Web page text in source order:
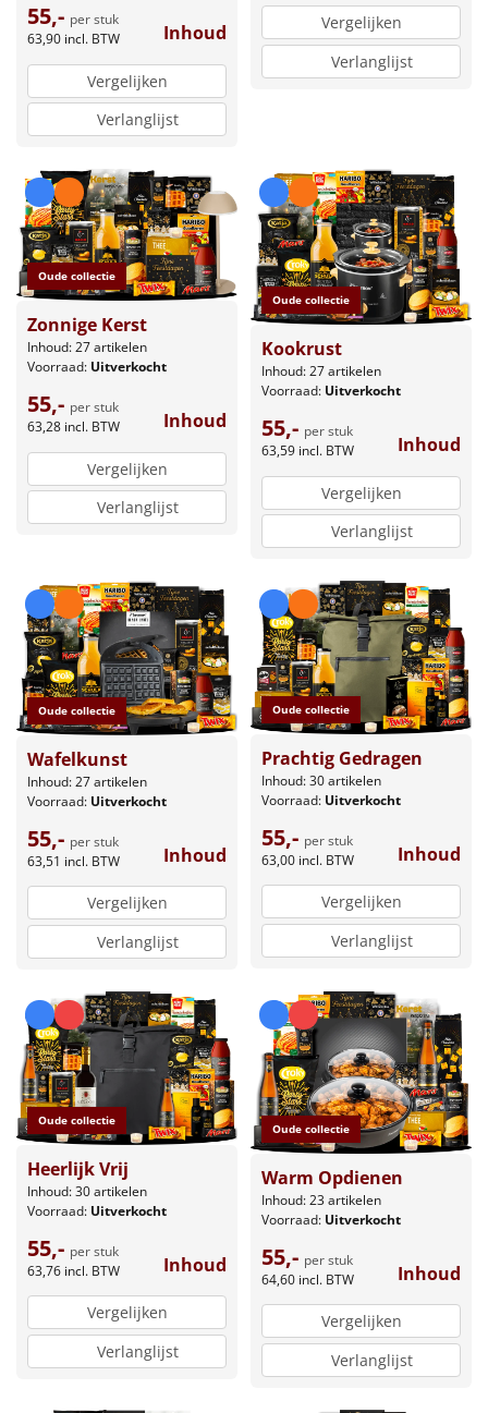
55,- per stuk
63,90 incl. BTW Inhoud
Vergelijken
Verlanglijst
Vergelijken
Verlanglijst
Oude collectie
Zonnige Kerst
Inhoud: 27 artikelen
Voorraad: Uitverkocht
55,- per stuk
63,28 incl. BTW Inhoud
Vergelijken
Verlanglijst
Oude collectie
Kookrust
Inhoud: 27 artikelen
Voorraad: Uitverkocht
55,- per stuk
63,59 incl. BTW Inhoud
Vergelijken
Verlanglijst
Oude collectie
Wafelkunst
Inhoud: 27 artikelen
Voorraad: Uitverkocht
55,- per stuk
63,51 incl. BTW Inhoud
Vergelijken
Verlanglijst
Oude collectie
Prachtig Gedragen
Inhoud: 30 artikelen
Voorraad: Uitverkocht
55,- per stuk
63,00 incl. BTW Inhoud
Vergelijken
Verlanglijst
Oude collectie
Heerlijk Vrij
Inhoud: 30 artikelen
Voorraad: Uitverkocht
55,- per stuk
63,76 incl. BTW Inhoud
Vergelijken
Verlanglijst
Oude collectie
Warm Opdienen
Inhoud: 23 artikelen
Voorraad: Uitverkocht
55,- per stuk
64,60 incl. BTW Inhoud
Vergelijken
Verlanglijst